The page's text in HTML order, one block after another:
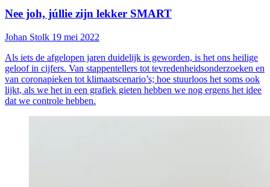
Nee joh, júllie zijn lekker SMART
Johan Stolk 19 mei 2022
Als iets de afgelopen jaren duidelijk is geworden, is het ons heilige
geloof in cijfers. Van stappentellers tot tevredenheidsonderzoeken en
van coronapieken tot klimaatscenario’s; hoe stuurloos het soms ook
lijkt, als we het in een grafiek gieten hebben we nog ergens het idee
dat we controle hebben.